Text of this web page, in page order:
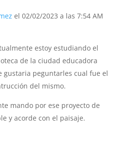
el 02/02/2023 a las 7:54 AM
estoy estudiando el
de la ciudad educadora
gustaria peguntarles cual fue el
del mismo.
mando por ese proyecto de
y acorde con el paisaje.